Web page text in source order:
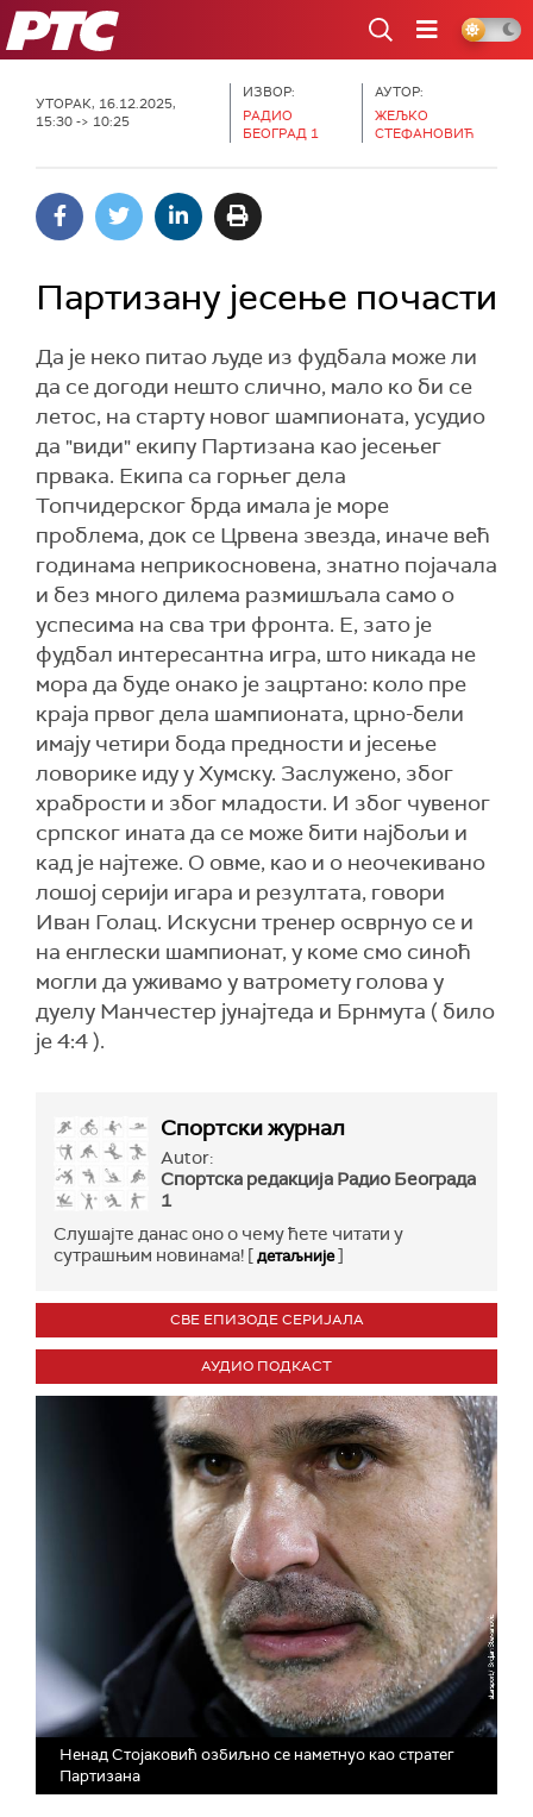
РТС
УТОРАК, 16.12.2025,
15:30 -> 10:25
ИЗВОР:
РАДИО
БЕОГРАД 1
АУТОР:
ЖЕЉКО
СТЕФАНОВИЋ
Партизану јесење почасти
Да је неко питао људе из фудбала може ли
да се догоди нешто слично, мало ко би се
летос, на старту новог шампионата, усудио
да "види" екипу Партизана као јесењег
првака. Екипа са горњег дела
Топчидерског брда имала је море
проблема, док се Црвена звезда, иначе већ
годинама неприкосновена, знатно појачала
и без много дилема размишљала само о
успесима на сва три фронта. Е, зато је
фудбал интересантна игра, што никада не
мора да буде онако је зацртано: коло пре
краја првог дела шампионата, црно-бели
имају четири бода предности и јесење
ловорике иду у Хумску. Заслужено, због
храбрости и због младости. И због чувеног
српског ината да се може бити најбољи и
кад је најтеже. О овме, као и о неочекивано
лошој серији игара и резултата, говори
Иван Голац. Искусни тренер осврнуо се и
на енглески шампионат, у коме смо синоћ
могли да уживамо у ватромету голова у
дуелу Манчестер јунајтеда и Брнмута ( било
је 4:4 ).
Спортски журнал
Autor:
Спортска редакција Радио Београда
1
Слушајте данас оно о чему ћете читати у
сутрашњим новинама! [детаљније]
СВЕ ЕПИЗОДЕ СЕРИЈАЛА
АУДИО ПОДКАСТ
Ненад Стојаковић озбиљно се наметнуо као стратег
Партизана